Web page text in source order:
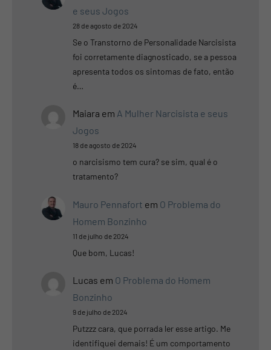
e seus Jogos
28 de agosto de 2024
Se o Transtorno de Personalidade Narcisista
foi corretamente diagnosticado, se a pessoa
apresenta todos os sintomas de fato, então
é…
Maiara em A Mulher Narcisista e seus
Jogos
18 de agosto de 2024
o narcisismo tem cura? se sim, qual é o
tratamento?
Mauro Pennafort em O Problema do
Homem Bonzinho
11 de julho de 2024
Que bom, Lucas!
Lucas em O Problema do Homem
Bonzinho
9 de julho de 2024
Putzzz cara, que porrada ler esse artigo. Me
identifiquei demais! É um comportamento